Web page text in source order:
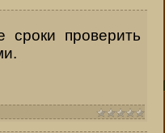
сроки проверить